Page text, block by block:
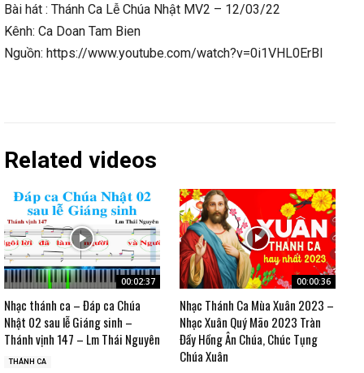
Bài hát : Thánh Ca Lễ Chúa Nhật MV2 – 12/03/22
Kênh: Ca Doan Tam Bien
Nguồn: https://www.youtube.com/watch?v=0i1VHL0ErBI
Related videos
00:02:37
Nhạc thánh ca – Đáp ca Chúa
Nhật 02 sau lễ Giáng sinh –
Thánh vịnh 147 – Lm Thái Nguyên
THÁNH CA
00:00:36
Nhạc Thánh Ca Mùa Xuân 2023 –
Nhạc Xuân Quý Mão 2023 Tràn
Đầy Hồng Ân Chúa, Chúc Tụng
Chúa Xuân